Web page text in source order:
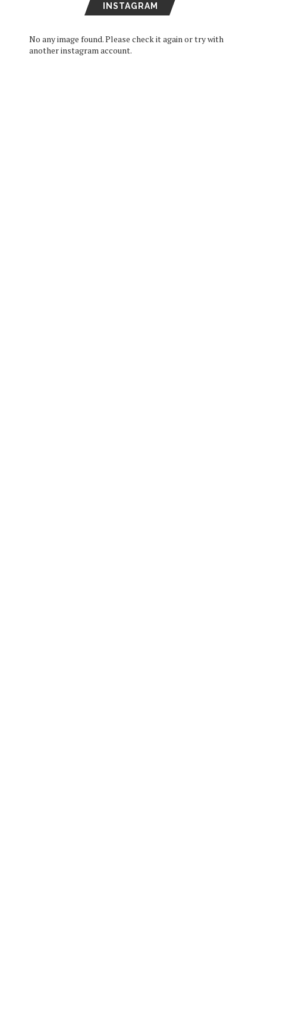
INSTAGRAM
No any image found. Please check it again or try with
another instagram account.